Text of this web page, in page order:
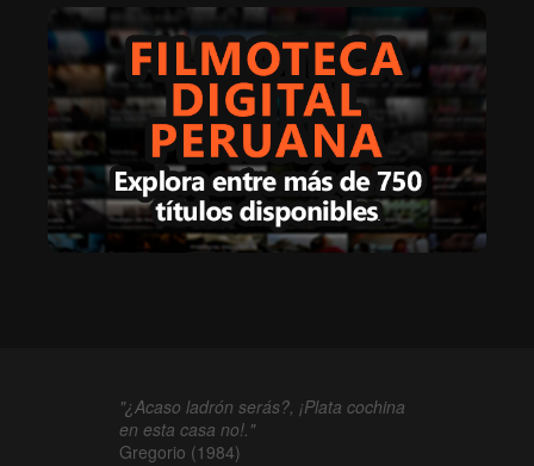
"¿Acaso ladrón serás?, ¡Plata cochina
en esta casa no!."
Gregorio (1984)